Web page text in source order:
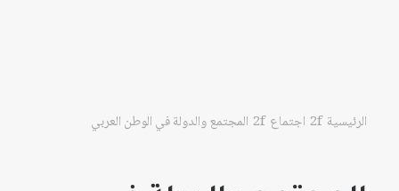
الرئيسية اجتماع المجتمع والدولة في الوطن العربي